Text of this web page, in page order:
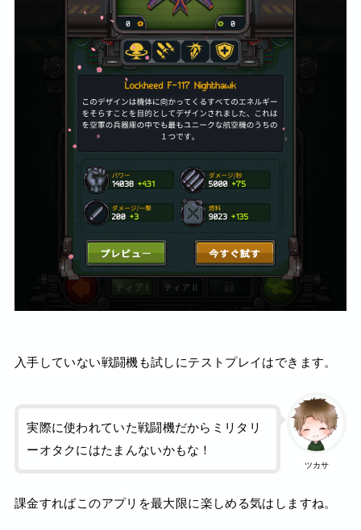
入手していない戦闘機も試しにテストプレイはできます。
ツカサ
実際に使われていた戦闘機だからミリタリ
ーオタクにはたまんないかもな！
課金すればこのアプリを最大限に楽しめる気はしますね。